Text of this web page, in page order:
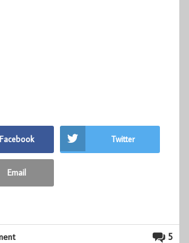
Facebook Twitter
Email
5